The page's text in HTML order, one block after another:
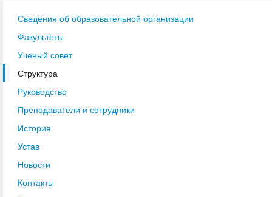
Сведения об образовательной организации
Факультеты
Ученый совет
Структура
Руководство
Преподаватели и сотрудники
История
Устав
Новости
Контакты